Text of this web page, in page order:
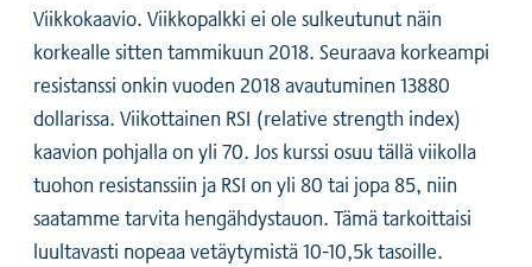
Viikkokaavio. Viikkopalkki ei ole sulkeutunut näin
korkealle sitten tammikuun 2018. Seuraava korkeampi
resistanssi onkin vuoden 2018 avautuminen 13880
dollarissa. Viikottainen RSI (relative strength index)
kaavion pohjalla on yli 70. Jos kurssi osuu tällä viikolla
tuohon resistanssiin ja RSI on yli 80 tai jopa 85, niin
saatamme tarvita hengähdystauon. Tämä tarkoittaisi
luultavasti nopeaa vetäytymistä 10-10,5k tasoille.